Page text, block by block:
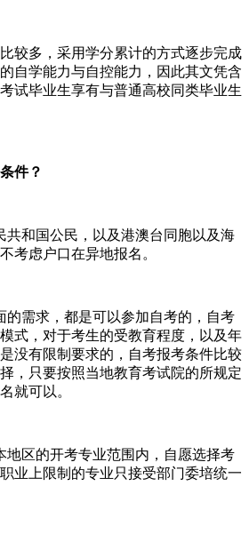
较多，采用学分累计的方式逐步完成
自学能力与自控能力，因此其文凭含
试毕业生享有与普通高校同类毕业生
件？
共和国公民，以及港澳台同胞以及海
考虑户口在异地报名。
的需求，都是可以参加自考的，自考
式，对于考生的受教育程度，以及年
没有限制要求的，自考报考条件比较
，只要按照当地教育考试院的所规定
就可以。
地区的开考专业范围内，自愿选择考
业上限制的专业只接受部门委培统一